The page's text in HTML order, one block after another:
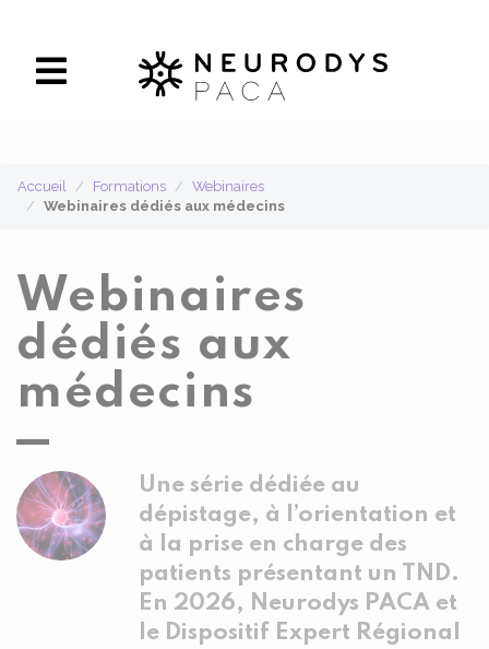
Accueil Formations
Webinaires
Webinaires dédiés aux médecins
Webinaires
dédiés aux
médecins
Une série dédiée au
dépistage, à l’orientation et
à la prise en charge des
patients présentant un TND.
En 2026, Neurodys PACA et
le Dispositif Expert Régional